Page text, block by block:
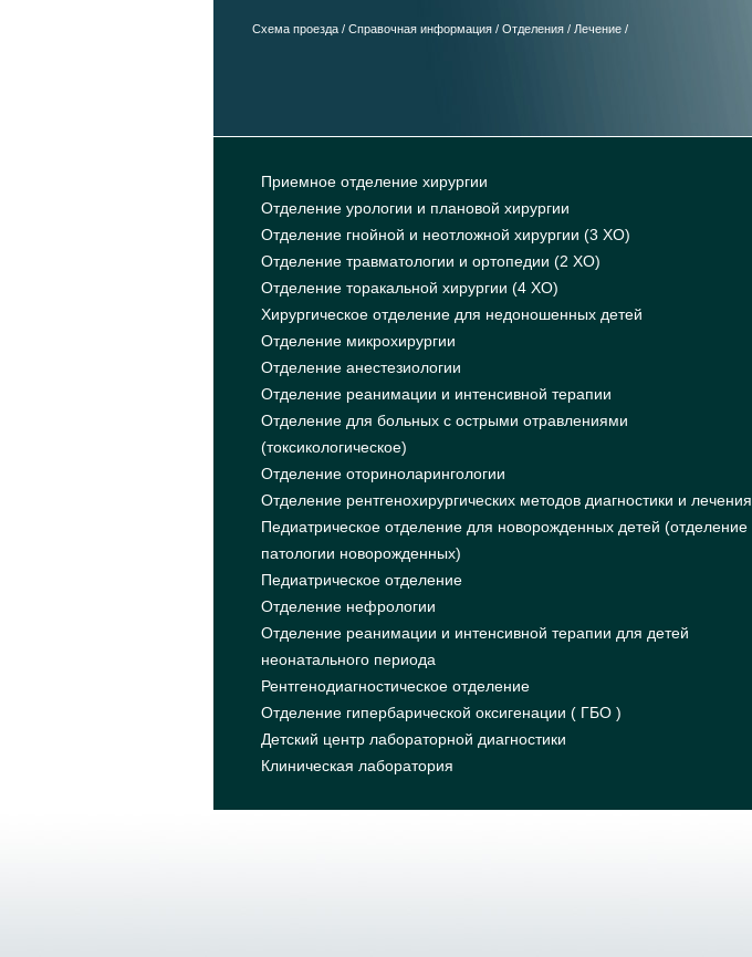
Схема проезда/ Справочная информация/ Отделения/ Лечение/
Приемное отделение хирургии
Отделение урологии и плановой хирургии
Отделение гнойной и неотложной хирургии (3 ХО)
Отделение травматологии и ортопедии (2 ХО)
Отделение торакальной хирургии (4 ХО)
Хирургическое отделение для недоношенных детей
Отделение микрохирургии
Отделение анестезиологии
Отделение реанимации и интенсивной терапии
Отделение для больных с острыми отравлениями
(токсикологическое)
Отделение оториноларингологии
Отделение рентгенохирургических методов диагностики и лечения
Педиатрическое отделение для новорожденных детей (отделение
патологии новорожденных)
Педиатрическое отделение
Отделение нефрологии
Отделение реанимации и интенсивной терапии для детей
неонатального периода
Рентгенодиагностическое отделение
Отделение гипербарической оксигенации ( ГБО )
Детский центр лабораторной диагностики
Клиническая лаборатория